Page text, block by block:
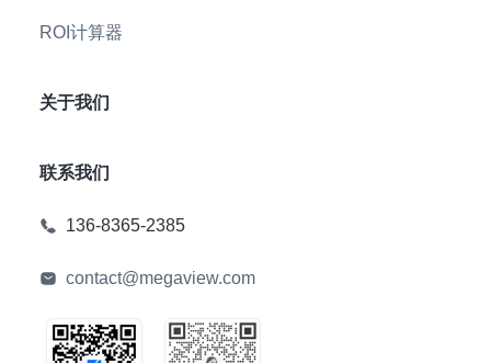
ROI计算器
关于我们
联系我们
136-8365-2385
contact@megaview.com